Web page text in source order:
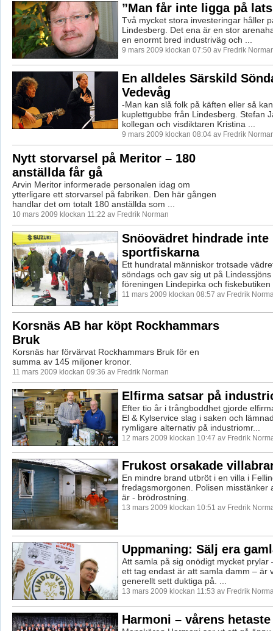
”Man får inte ligga på
Två mycket stora investeringar håller
Lindesberg. Det ena är en stor
en enormt bred industriväg och ...
9 mars 2009 klockan 07:50 av Fredrik
En alldeles Särskild
Vedevåg
-Man kan slå folk på käften eller så
kuplettgubbe från Lindesberg. Stefan
kollegan och visdiktaren Kristina ...
9 mars 2009 klockan 08:04 av Fredrik
Nytt storvarsel på Meritor – 180
anställda får gå
Arvin Meritor informerade personalen idag om
ytterligare ett storvarsel på fabriken. Den här gången
handlar det om totalt 180 anställda som ...
10 mars 2009 klockan 11:22 av Fredrik Norman
Snöovädret hindrade inte
sportfiskarna
Ett hundratal människor trotsade
söndags och gav sig ut på
föreningen Lindepirka och fiskebutiken
11 mars 2009 klockan 08:57 av Fredrik
Korsnäs AB har köpt Rockhammars
Bruk
Korsnäs har förvärvat Rockhammars Bruk för en
summa av 145 miljoner kronor.
11 mars 2009 klockan 09:36 av Fredrik Norman
Elfirma satsar på
Efter tio år i trångboddhet gjorde
El & Kylservice slag i saken och
rymligare alternativ på industriomr...
12 mars 2009 klockan 10:47 av Fredrik
Frukost orsakade
En mindre brand utbröt i en villa i
fredagsmorgonen. Polisen misstänker
är - brödrostning.
13 mars 2009 klockan 10:51 av Fredrik
Uppmaning: Sälj era
Att samla på sig onödigt mycket prylar
ett tag endast är att samla damm – är
generellt sett duktiga på. ...
13 mars 2009 klockan 11:53 av Fredrik
Harmoni – vårens